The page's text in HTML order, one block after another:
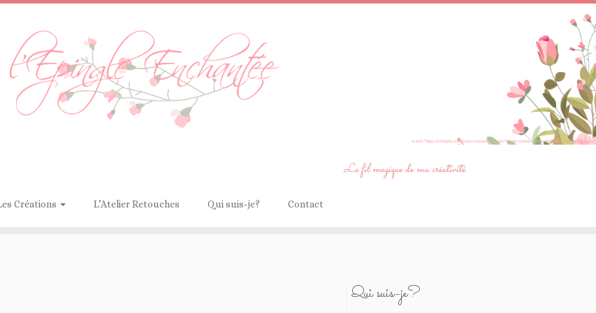
Le fil magique de ma créativité
Créations L’Atelier Retouches Qui suis-je? Contact
Qui suis-je?